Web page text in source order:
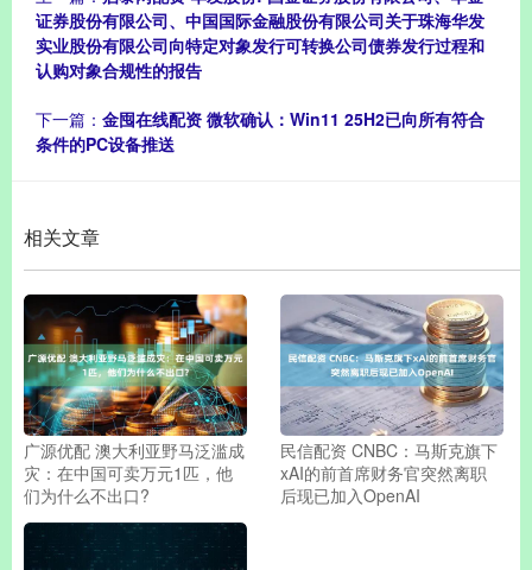
证券股份有限公司、中国国际金融股份有限公司关于珠海华发
实业股份有限公司向特定对象发行可转换公司债券发行过程和
认购对象合规性的报告
下一篇： 金囤在线配资 微软确认：Win11 25H2已向所有符合
条件的PC设备推送
相关文章
广源优配 澳大利亚野马泛滥成
灾：在中国可卖万元1匹，他
们为什么不出口?
民信配资 CNBC：马斯克旗下
xAI的前首席财务官突然离职
后现已加入OpenAI